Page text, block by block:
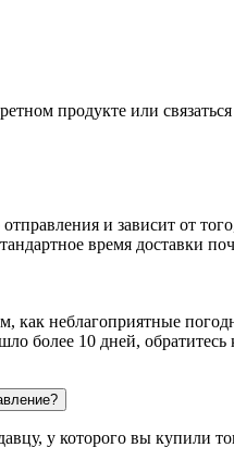
продукте или
и зависит от
время доставки
неблагоприятные
более 10 дней,
у которого вы купили